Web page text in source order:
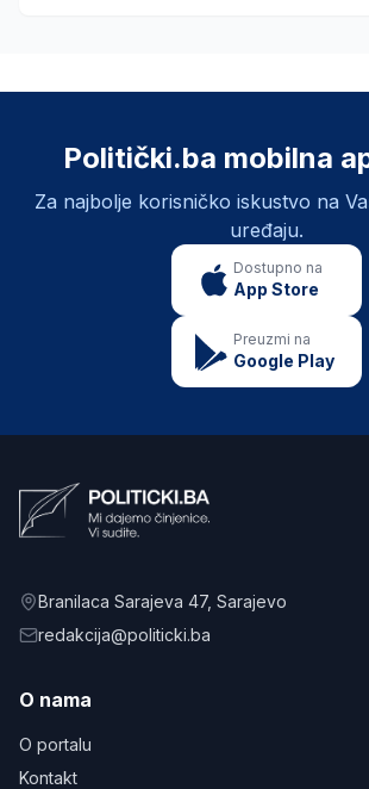
Politički.ba mobilna
Za najbolje korisničko iskustvo na
uređaju.
Dostupno na
App Store
Preuzmi na
Google Play
Branilaca Sarajeva 47, Sarajevo
redakcija@politicki.ba
O nama
O portalu
Kontakt